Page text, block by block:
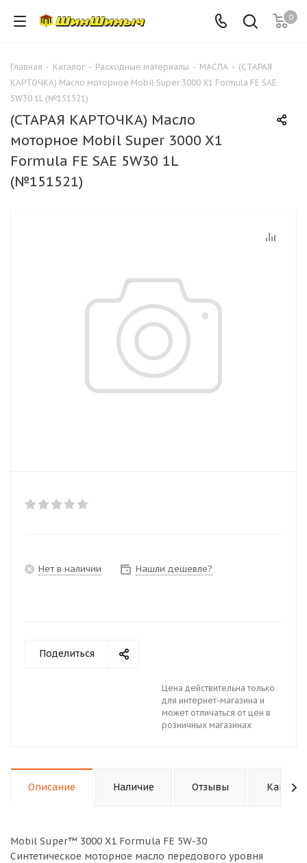
0
Главная - Каталог - Расходные материалы - МАСЛА - (СТАРАЯ
КАРТОЧКА) Масло моторное Mobil Super 3000 X1 Formula FE SAE
5W30 1L (№151521)
(СТАРАЯ КАРТОЧКА) Масло
моторное Mobil Super 3000 X1
Formula FE SAE 5W30 1L
(№151521)
Нет в наличии Нашли дешевле?
Поделиться
Цена действительна только
для интернет-магазина и
может отличаться от цен в
розничных магазинах
Описание Наличие Отзывы Как
Mobil Super™ 3000 X1 Formula FE 5W-30
Синтетическое моторное масло передового уровня